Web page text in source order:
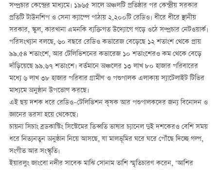
সম্প্রচার কেন্দ্রের মাধ্যমে। ১৯৬৫ সালে অঞ্চলটি প্রতিষ্ঠার পর কেন্দ্রীয় সরকার
প্রতিটি টাউনশিপ ও সেনা ক্যাম্পে পাঠায় ২,২০০টি রেডিও। ধীরে ধীরে স্থানীয়
সরকার, স্কুল, কারখানা এমনকি ব্যক্তিগত উদ্যোগে গড়ে ওঠে সম্প্রচার নেটওয়ার্ক।
পরিসংখ্যান বলছে, ৬০ বছরে রেডিও কভারেজ বেড়েছে ১২ শতাংশ থেকে প্রায়
৯৯.৫৪ শতাংশে, আর টেলিভিশনের কভারেজ ১০ শতাংশেরও কম থেকে বেড়ে
দাঁড়িয়েছে ৯৯.৬৭ শতাংশে। বর্তমানে অঞ্চলের ১৩ লাখ ৮০ হাজার পরিবারের
মধ্যে ৬ লাখ ৩৮ হাজার পরিবার গ্রামীণ ও পশুপালক এলাকায় স্যাটেলাইট টিভির
মাধ্যমে অনুষ্ঠান উপভোগ করছে।
এই ছয় দশক ধরে রেডিও–টেলিভিশন কৃষক আর পশুপালকদের জন্য বিনোদন ও
জ্ঞানের ভরসা হয়ে থেকেছে।
চায়না সিচাং ব্রডকাস্টিং সিস্টেমের তিব্বতি ভাষার চ্যানেল দুই দশকেরও বেশি সময়
ধরে নিত্যনতুন অনুষ্ঠান নিয়ে আসছে, যা মালভূমির ঘরে ঘরে পৌঁছে দিচ্ছে গল্প,
সংগীত আর সংস্কৃতি।
ইয়ারলুং জাংবো নদীর সাবেক মাঝি সোনাম তাশি স্মৃতিচারণ করেন, ‘আশির